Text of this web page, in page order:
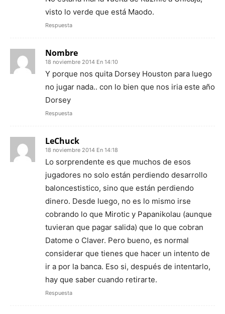
visto lo verde que está Maodo.
Respuesta
Nombre
18 noviembre 2014 En 14:10
Y porque nos quita Dorsey Houston para luego
no jugar nada.. con lo bien que nos iria este año
Dorsey
Respuesta
LeChuck
18 noviembre 2014 En 14:18
Lo sorprendente es que muchos de esos
jugadores no solo están perdiendo desarrollo
baloncestistico, sino que están perdiendo
dinero. Desde luego, no es lo mismo irse
cobrando lo que Mirotic y Papanikolau (aunque
tuvieran que pagar salida) que lo que cobran
Datome o Claver. Pero bueno, es normal
considerar que tienes que hacer un intento de
ir a por la banca. Eso si, después de intentarlo,
hay que saber cuando retirarte.
Respuesta